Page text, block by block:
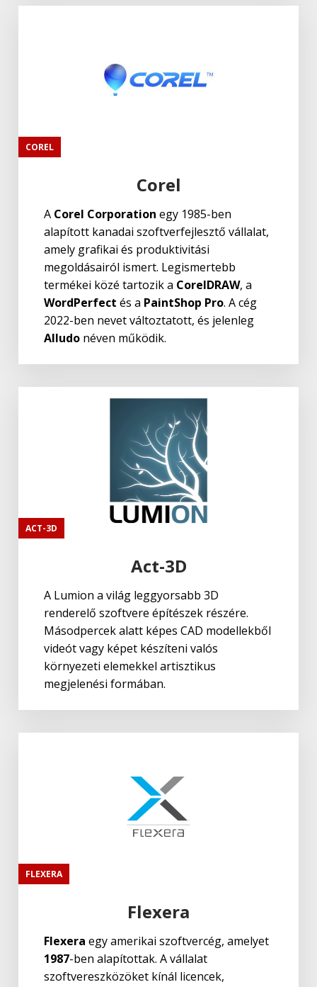
COREL
Corel
A Corel Corporation egy 1985-ben
alapított kanadai szoftverfejlesztő vállalat,
amely grafikai és produktivitási
megoldásairól ismert. Legismertebb
termékei közé tartozik a CorelDRAW, a
WordPerfect és a PaintShop Pro. A cég
2022-ben nevet változtatott, és jelenleg
Alludo néven működik.
ACT-3D
Act-3D
A Lumion a világ leggyorsabb 3D
renderelő szoftvere építészek részére.
Másodpercek alatt képes CAD modellekből
videót vagy képet készíteni valós
környezeti elemekkel artisztikus
megjelenési formában.
FLEXERA
Flexera
Flexera egy amerikai szoftvercég, amelyet
1987-ben alapítottak. A vállalat
szoftvereszközöket kínál licencek,